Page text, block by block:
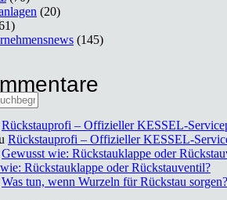
(20)
(145)
Rück­stau­pro­fi – Offi­zi­el­ler KES­SEL-
Rück­stau­pro­fi – Offi­zi­el­ler KES­SEL-
Gewusst wie: Rück­stau­klap­pe oder
Rück­stau­klap­pe oder Rück­stau­ven­til?
Was tun, wenn Wur­zeln für Rück­stau sor­gen?